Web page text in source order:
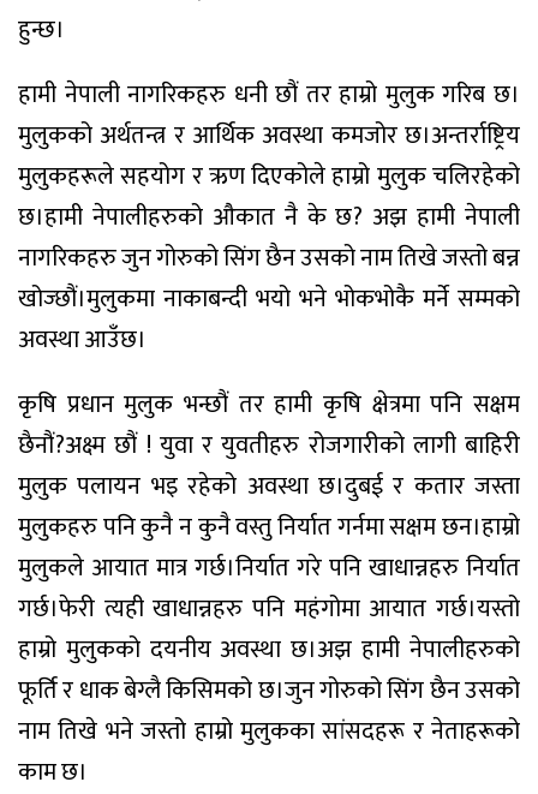
हुन्छ।
हामी नेपाली नागरिकहरु धनी छौं तर हाम्रो मुलुक गरिब छ।
मुलुकको अर्थतन्त्र र आर्थिक अवस्था कमजोर छ।अन्तर्राष्ट्रिय
मुलुकहरूले सहयोग र ऋण दिएकोले हाम्रो मुलुक चलिरहेको
छ।हामी नेपालीहरुको औकात नै के छ? अझ हामी नेपाली
नागरिकहरु जुन गोरुको सिंग छैन उसको नाम तिखे जस्तो बन्न
खोज्छौं।मुलुकमा नाकाबन्दी भयो भने भोकभोकै मर्ने सम्मको
अवस्था आउँछ।
कृषि प्रधान मुलुक भन्छौं तर हामी कृषि क्षेत्रमा पनि सक्षम
छैनौं?अक्ष्म छौं ! युवा र युवतीहरु रोजगारीको लागी बाहिरी
मुलुक पलायन भइ रहेको अवस्था छ।दुबई र कतार जस्ता
मुलुकहरु पनि कुनै न कुनै वस्तु निर्यात गर्नमा सक्षम छन।हाम्रो
मुलुकले आयात मात्र गर्छ।निर्यात गरे पनि खाधान्नहरु निर्यात
गर्छ।फेरी त्यही खाधान्नहरु पनि महंगोमा आयात गर्छ।यस्तो
हाम्रो मुलुकको दयनीय अवस्था छ।अझ हामी नेपालीहरुको
फूर्ति र धाक बेग्लै किसिमको छ।जुन गोरुको सिंग छैन उसको
नाम तिखे भने जस्तो हाम्रो मुलुकका सांसदहरू र नेताहरूको
काम छ।